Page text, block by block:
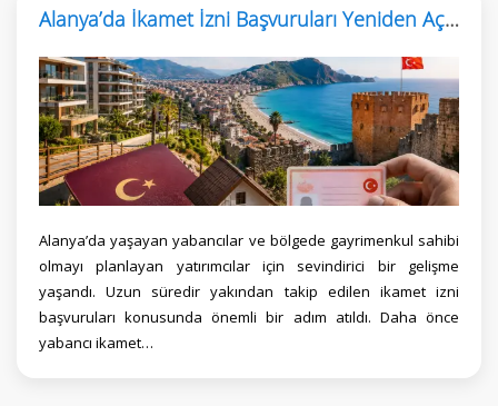
Alanya’da İkamet İzni Başvuruları Yeniden Açıldı
Alanya’da yaşayan yabancılar ve bölgede gayrimenkul sahibi
olmayı planlayan yatırımcılar için sevindirici bir gelişme
yaşandı. Uzun süredir yakından takip edilen ikamet izni
başvuruları konusunda önemli bir adım atıldı. Daha önce
yabancı ikamet…